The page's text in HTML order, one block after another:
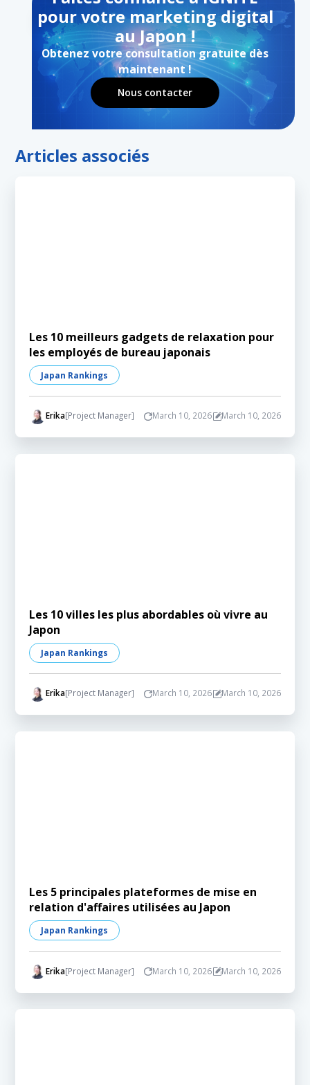
pour votre marketing digital
au Japon !
Obtenez votre consultation gratuite dès
maintenant !
Nous contacter
Articles associés
Les 10 meilleurs gadgets de relaxation pour
les employés de bureau japonais
Japan Rankings
Erika[Project Manager] March 10, 2026 March 10, 2026
Les 10 villes les plus abordables où vivre au
Japon
Japan Rankings
Erika[Project Manager] March 10, 2026 March 10, 2026
Les 5 principales plateformes de mise en
relation d'affaires utilisées au Japon
Japan Rankings
Erika[Project Manager] March 10, 2026 March 10, 2026